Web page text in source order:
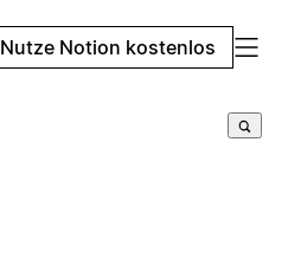
Nutze Notion kostenlos